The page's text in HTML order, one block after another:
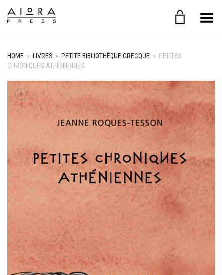
Toggle Menu
HOME » LIVRES » PETITE BIBLIOTHÈQUE GRECQUE » PETITES
CHRONIQUES ATHÉNIENNES
+